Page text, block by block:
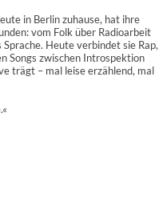
in Berlin zuhause, hat ihre
vom Folk über Radioarbeit
Sprache. Heute verbindet sie Rap,
Songs zwischen Introspektion
trägt – mal leise erzählend, mal